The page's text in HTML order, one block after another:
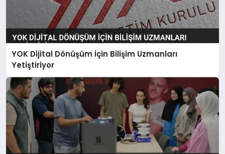
YOK Dijital Dönüşüm İçin Bilişim Uzmanları
Yetiştiriyor